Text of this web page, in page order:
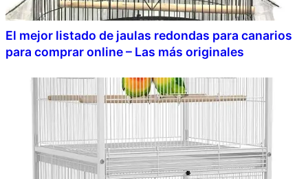
El mejor listado de jaulas redondas para canarios
para comprar online – Las más originales